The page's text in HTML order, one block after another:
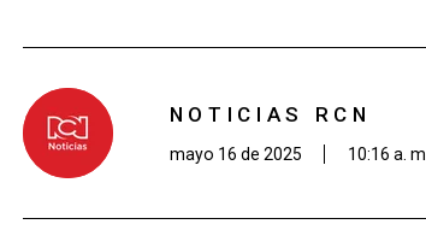
NOTICIAS RCN
mayo 16 de 2025 10:16 a. m.